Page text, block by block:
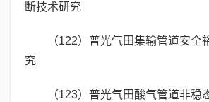
断技术研究
（122）普光气田集输管道安全
究
（123）普光气田酸气管道非稳